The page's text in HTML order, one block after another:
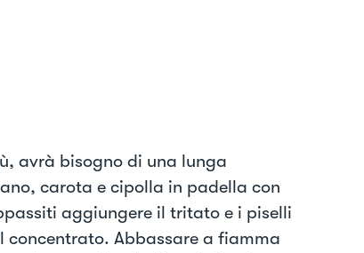
avrà bisogno di una lunga
carota e cipolla in padella con
aggiungere il tritato e i piselli
concentrato. Abbassare a fiamma